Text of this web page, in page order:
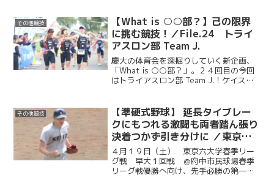
主将・梶原大希（理４・拓殖大第一)、女
子主将・工藤梨...
その他競技
【What is ○○部？】己の限界
に挑む競技！／File.24 トライ
アスロン部 Team J.
慶大の体育会を深掘りしていく新企画、
「What is ○○部？」。２４回目の今回
はトライアスロン部 Team J.！ケイスポ
れ取材した。トライアスロン部 Team J....
その他競技
【準硬式野球】 延長タイブレー
クにもつれる激闘も両者踏ん張り
決着つかず引き分けに ／東京六
大学春季リーグ戦 早大１回戦
＠府中市民球場
４月１９日（土） 東京六大学春季リー
グ戦 早大１回戦 ＠府中市民球場春季
リーグ戦優勝へ向け、先手必勝の第一